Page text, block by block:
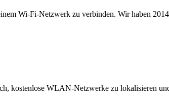
Wi-Fi-Netzwerk zu verbinden. Wir haben
kostenlose WLAN-Netzwerke zu lokalisieren